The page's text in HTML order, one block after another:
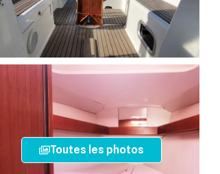
Toutes les photos